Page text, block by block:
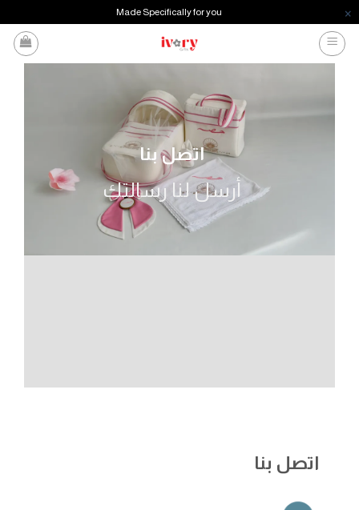
Made Specifically for you
تخطي
للمحتوى
اتصل بنا
أرسل لنا رسالتك
اتصل بنا